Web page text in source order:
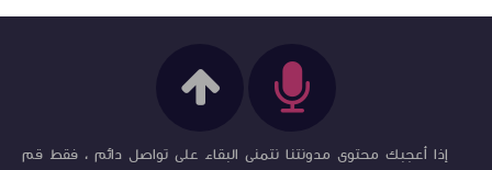
إذا أعجبك محتوى مدونتنا نتمنى البقاء على تواصل دائم ، فقط قم